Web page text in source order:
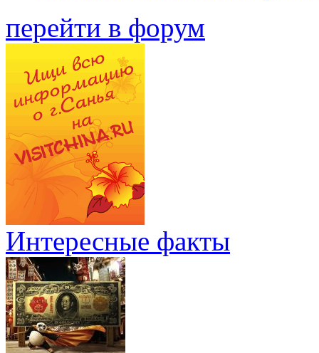
перейти в форум
Интересные факты